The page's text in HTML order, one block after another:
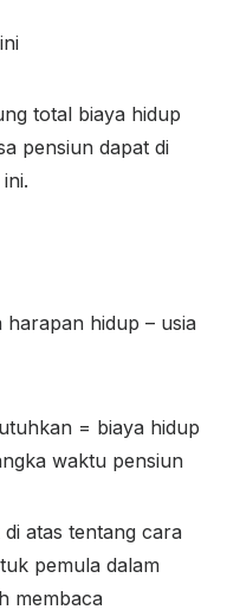
total biaya hidup
pensiun dapat di
hidup – usia
= biaya hidup
waktu pensiun
atas tentang cara
pemula dalam
membaca